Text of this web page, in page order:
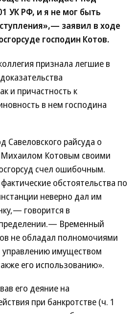
УК РФ, и я не мог быть
заявил в ходе
господин Котов.
признала легшие в
и причастность к
в нем господина
Савеловского райсуда о
Михаилом Котовым своими
счел ошибочным.
обстоятельства по
неверно дал им
говорится в
Временный
не обладал полномочиями
имуществом
его использованию».
его деяние на
при банкротстве (ч. 1